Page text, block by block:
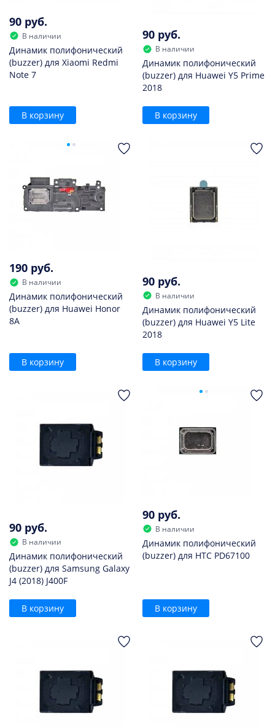
90 руб.
В наличии
Динамик полифонический
(buzzer) для Xiaomi Redmi
Note 7
В корзину
90 руб.
В наличии
Динамик полифонический
(buzzer) для Huawei Y5 Prime
2018
В корзину
190 руб.
В наличии
Динамик полифонический
(buzzer) для Huawei Honor
8A
В корзину
90 руб.
В наличии
Динамик полифонический
(buzzer) для Huawei Y5 Lite
2018
В корзину
90 руб.
В наличии
Динамик полифонический
(buzzer) для Samsung Galaxy
J4 (2018) J400F
В корзину
90 руб.
В наличии
Динамик полифонический
(buzzer) для HTC PD67100
В корзину